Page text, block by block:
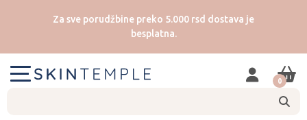
Za sve porudžbine preko 5.000 rsd dostava je
besplatna.
0